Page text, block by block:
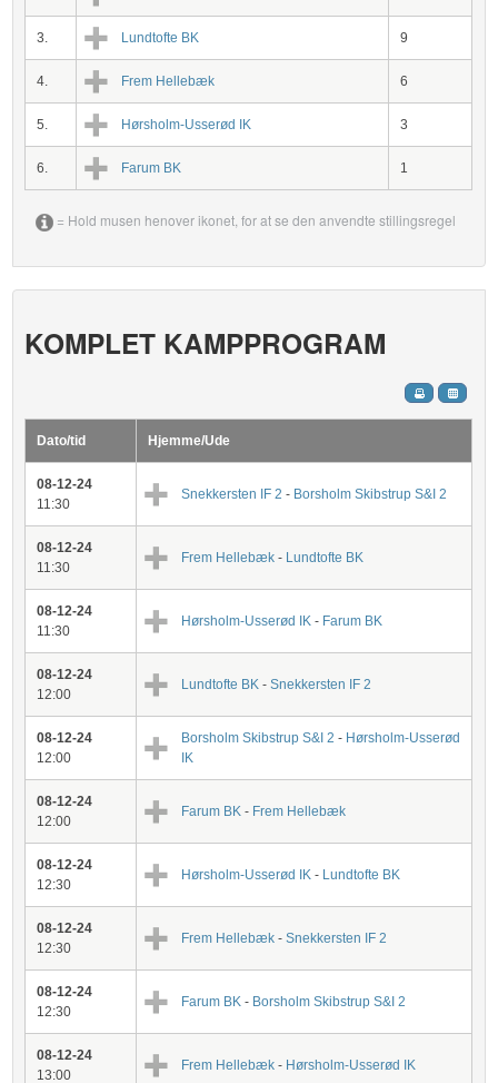
3. Lundtofte BK 9
4. Frem Hellebæk 6
5. Hørsholm-Usserød IK 3
6. Farum BK 1
= Hold musen henover ikonet, for at se den anvendte stillingsregel
KOMPLET KAMPPROGRAM
Dato/tid Hjemme/Ude
08-12-24
11:30
Snekkersten IF 2 - Borsholm Skibstrup S&I 2
08-12-24
11:30
Frem Hellebæk - Lundtofte BK
08-12-24
11:30
Hørsholm-Usserød IK - Farum BK
08-12-24
12:00
Lundtofte BK -Snekkersten IF 2
08-12-24
12:00
Borsholm Skibstrup S&I 2 - Hørsholm-Usserød
IK
08-12-24
12:00
Farum BK - Frem Hellebæk
08-12-24
12:30
Hørsholm-Usserød IK - Lundtofte BK
08-12-24
12:30
Frem Hellebæk -Snekkersten IF 2
08-12-24
12:30
Farum BK - Borsholm Skibstrup S&I 2
08-12-24
13:00
Frem Hellebæk - Hørsholm-Usserød IK